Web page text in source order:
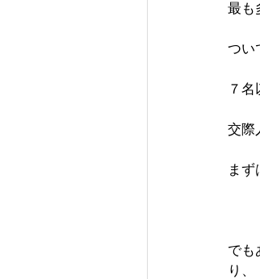
最も
つい
７
交際
ま
でも
り、